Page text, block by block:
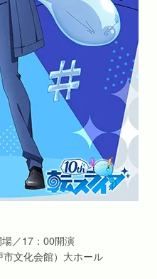
／17：00開演
文化会館）大ホール